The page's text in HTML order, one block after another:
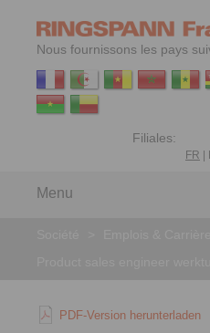
Nous fournissons les pays
FR
Menu
PDF-Version herunterladen